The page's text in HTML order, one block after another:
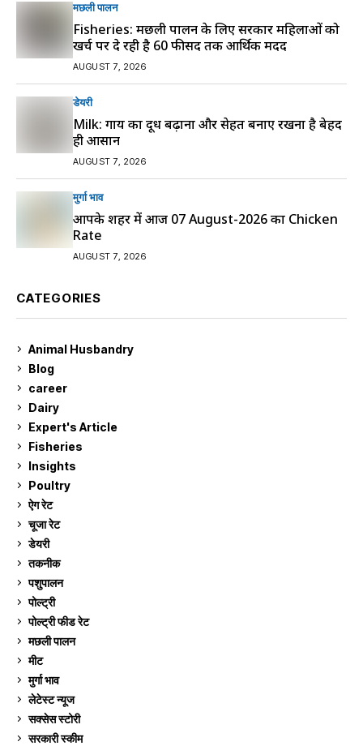
मछली पालन
Fisheries: मछली पालन के लिए सरकार महिलाओं को
खर्च पर दे रही है 60 फीसद तक आर्थिक मदद
AUGUST 7, 2026
डेयरी
Milk: गाय का दूध बढ़ाना और सेहत बनाए रखना है बेहद
ही आसान
AUGUST 7, 2026
मुर्गा भाव
आपके शहर में आज 07 August-2026 का Chicken
Rate
AUGUST 7, 2026
CATEGORIES
Animal Husbandry
Blog
career
Dairy
Expert's Article
Fisheries
Insights
Poultry
ऐग रेट
चूजा रेट
डेयरी
तकनीक
पशुपालन
पोल्ट्री
पोल्ट्री फीड रेट
मछली पालन
मीट
मुर्गा भाव
लेटेस्ट न्यूज
सक्सेस स्टो‍री
सरकारी स्की‍म